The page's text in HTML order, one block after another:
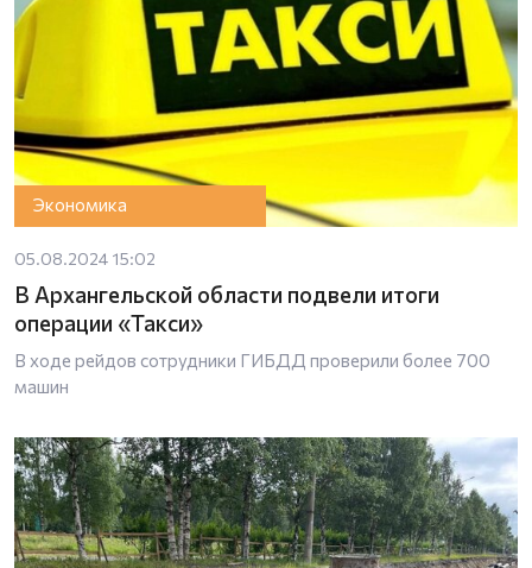
Экономика
05.08.2024 15:02
В Архангельской области подвели итоги
операции «Такси»
В ходе рейдов сотрудники ГИБДД проверили более 700
машин